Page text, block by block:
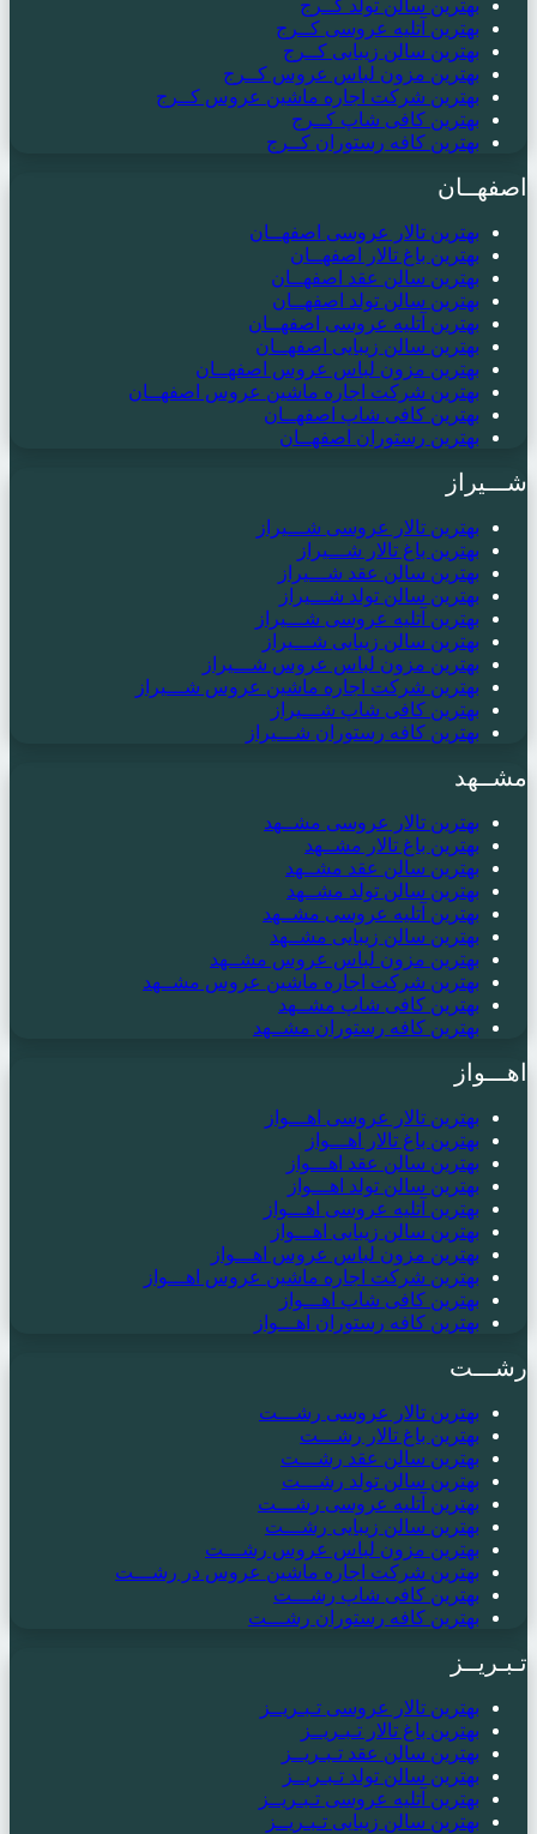
بهترین سالن تولد کــرج
بهترین آتلیه عروسی کــرج
بهترین سالن زیبایی کــرج
بهترین مزون لباس عروس کــرج
بهترین شرکت اجاره ماشین عروس کــرج
بهترین کافی شاپ کــرج
بهترین کافه رستوران کــرج
اصفهــان
بهترین تالار عروسی اصفهــان
بهترین باغ تالار اصفهــان
بهترین سالن عقد اصفهــان
بهترین سالن تولد اصفهــان
بهترین آتلیه عروسی اصفهــان
بهترین سالن زیبایی اصفهــان
بهترین مزون لباس عروس اصفهــان
بهترین شرکت اجاره ماشین عروس اصفهــان
بهترین کافی شاپ اصفهــان
بهترین رستوران اصفهــان
شـــیراز
بهترین تالار عروسی شـــیراز
بهترین باغ تالار شـــیراز
بهترین سالن عقد شـــیراز
بهترین سالن تولد شـــیراز
بهترین آتلیه عروسی شـــیراز
بهترین سالن زیبایی شـــیراز
بهترین مزون لباس عروس شـــیراز
بهترین شرکت اجاره ماشین عروس شـــیراز
بهترین کافی شاپ شـــیراز
بهترین کافه رستوران شـــیراز
مشــهد
بهترین تالار عروسی مشــهد
بهترین باغ تالار مشــهد
بهترین سالن عقد مشــهد
بهترین سالن تولد مشــهد
بهترین آتلیه عروسی مشــهد
بهترین سالن زیبایی مشــهد
بهترین مزون لباس عروس مشــهد
بهترین شرکت اجاره ماشین عروس مشــهد
بهترین کافی شاپ مشــهد
بهترین کافه رستوران مشــهد
اهـــواز
بهترین تالار عروسی اهـــواز
بهترین باغ تالار اهـــواز
بهترین سالن عقد اهـــواز
بهترین سالن تولد اهـــواز
بهترین آتلیه عروسی اهـــواز
بهترین سالن زیبایی اهـــواز
بهترین مزون لباس عروس اهـــواز
بهترین شرکت اجاره ماشین عروس اهـــواز
بهترین کافی شاپ اهـــواز
بهترین کافه رستوران اهـــواز
رشـــت
بهترین تالار عروسی رشـــت
بهترین باغ تالار رشـــت
بهترین سالن عقد رشـــت
بهترین سالن تولد رشـــت
بهترین آتلیه عروسی رشـــت
بهترین سالن زیبایی رشـــت
بهترین مزون لباس عروس رشـــت
بهترین شرکت اجاره ماشین عروس در رشـــت
بهترین کافی شاپ رشـــت
بهترین کافه رستوران رشـــت
تـبـریــز
بهترین تالار عروسی تـبـریــز
بهترین باغ تالار تـبـریــز
بهترین سالن عقد تـبـریــز
بهترین سالن تولد تـبـریــز
بهترین آتلیه عروسی تـبـریــز
بهترین سالن زیبایی تـبـریــز